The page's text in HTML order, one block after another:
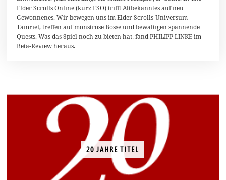
l
2
0
4
Elder Scrolls Online (kurz ESO) trifft Altbekanntes auf neu
Gewonnenes. Wir bewegen uns im Elder Scrolls-Universum
Tamriel, treffen auf monströse Bosse und bewältigen spannende
Quests. Was das Spiel noch zu bieten hat, fand PHILIPP LINKE im
Beta-Review heraus.
20 JAHRE TITEL